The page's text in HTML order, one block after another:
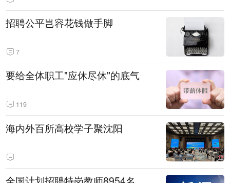
招聘公平岂容花钱做手脚
7
要给全体职工"应休尽休"的底气
119
海内外百所高校学子聚沈阳